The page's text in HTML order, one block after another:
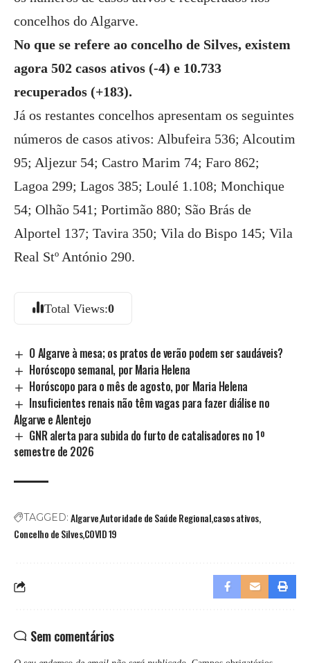
concelhos do Algarve.
No que se refere ao concelho de Silves, existem
agora 502 casos ativos (-4) e 10.733
recuperados (+183).
Já os restantes concelhos apresentam os seguintes
números de casos ativos: Albufeira 536; Alcoutim
95; Aljezur 54; Castro Marim 74; Faro 862;
Lagoa 299; Lagos 385; Loulé 1.108; Monchique
54; Olhão 541; Portimão 880; São Brás de
Alportel 137; Tavira 350; Vila do Bispo 145; Vila
Real Stº António 290.
Total Views:0
O Algarve à mesa; os pratos de verão podem ser saudáveis?
Horóscopo semanal, por Maria Helena
Horóscopo para o mês de agosto, por Maria Helena
Insuficientes renais não têm vagas para fazer diálise no
Algarve e Alentejo
GNR alerta para subida do furto de catalisadores no 1º
semestre de 2026
TAGGED: AlgarveAutoridade de Saúde Regionalcasos ativos
Concelho de SilvesCOVID 19
Sem comentários